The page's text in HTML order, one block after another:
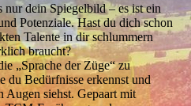
dein Spiegelbild – es ist ein
Potenziale. Hast du dich schon
Talente in dir schlummern
braucht?
„Sprache der Züge“ zu
du Bedürfnisse erkennst und
siehst. Gepaart mit